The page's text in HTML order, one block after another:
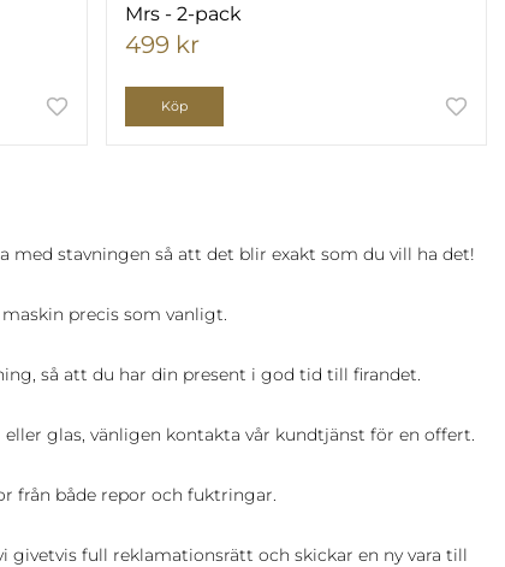
Mrs - 2-pack
499 kr
Köp
med stavningen så att det blir exakt som du vill ha det!
precis som vanligt.
så att du har din present i god tid till firandet.
glas, vänligen kontakta vår kundtjänst för en offert.
från både repor och fuktringar.
full reklamationsrätt och skickar en ny vara till